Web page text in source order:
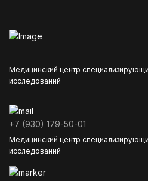
Медицинский центр
исследований
+7 (930) 179-50-01
Медицинский центр
исследований